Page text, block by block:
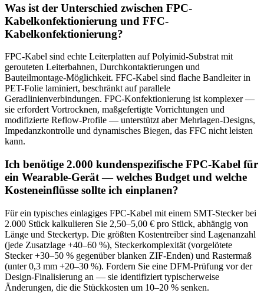
Was ist der Unterschied zwischen FPC-
Kabelkonfektionierung und FFC-
Kabelkonfektionierung?
FPC-Kabel sind echte Leiterplatten auf Polyimid-Substrat mit
gerouteten Leiterbahnen, Durchkontaktierungen und
Bauteilmontage-Möglichkeit. FFC-Kabel sind flache Bandleiter in
PET-Folie laminiert, beschränkt auf parallele
Geradlinienverbindungen. FPC-Konfektionierung ist komplexer —
sie erfordert Vortrocknen, maßgefertigte Vorrichtungen und
modifizierte Reflow-Profile — unterstützt aber Mehrlagen-Designs,
Impedanzkontrolle und dynamisches Biegen, das FFC nicht leisten
kann.
Ich benötige 2.000 kundenspezifische FPC-Kabel für
ein Wearable-Gerät — welches Budget und welche
Kosteneinflüsse sollte ich einplanen?
Für ein typisches einlagiges FPC-Kabel mit einem SMT-Stecker bei
2.000 Stück kalkulieren Sie 2,50–5,00 € pro Stück, abhängig von
Länge und Steckertyp. Die größten Kostentreiber sind Lagenanzahl
(jede Zusatzlage +40–60 %), Steckerkomplexität (vorgelötete
Stecker +30–50 % gegenüber blanken ZIF-Enden) und Rastermaß
(unter 0,3 mm +20–30 %). Fordern Sie eine DFM-Prüfung vor der
Design-Finalisierung an — sie identifiziert typischerweise
Änderungen, die die Stückkosten um 10–20 % senken.